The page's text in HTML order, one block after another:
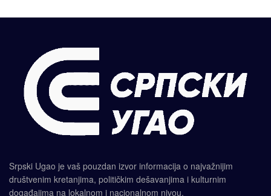
Srpski Ugao je vaš pouzdan izvor informacija o najvažnijim
društvenim kretanjima, političkim dešavanjima i kulturnim
događajima na lokalnom i nacionalnom nivou.